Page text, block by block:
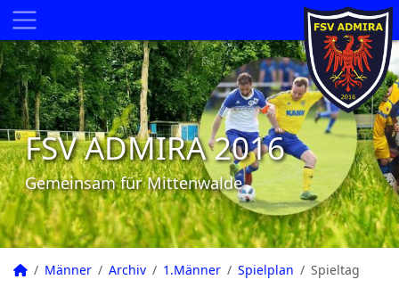
FSV ADMIRA 2016
Gemeinsam für Mittenwalde
Männer Archiv 1.Männer Spielplan Spieltag